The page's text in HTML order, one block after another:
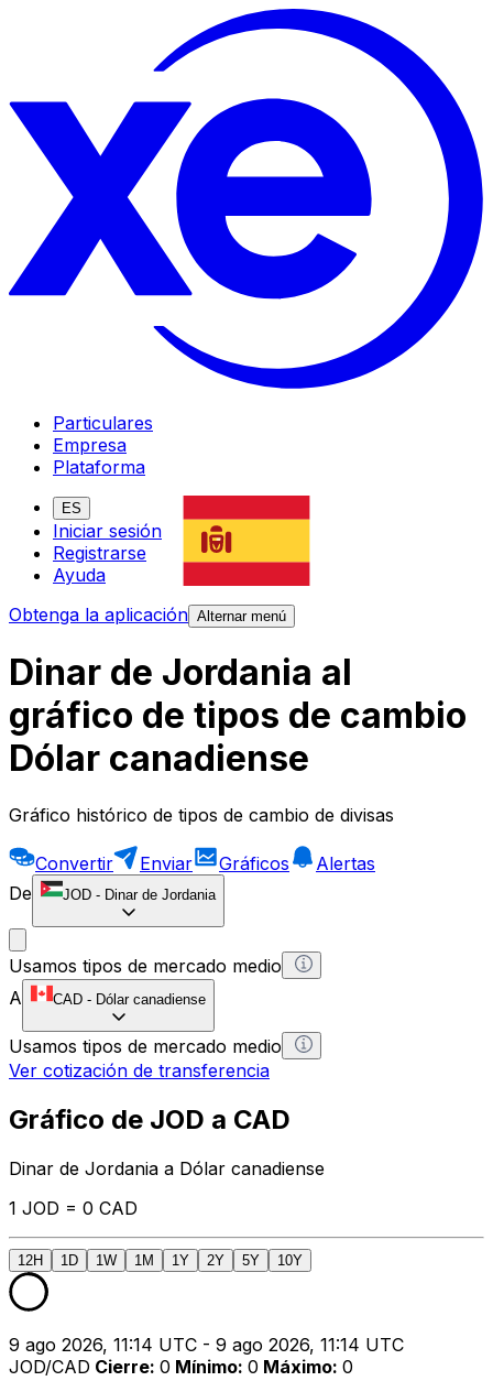
Particulares
Empresa
Plataforma
ES
Iniciar sesión
Registrarse
Ayuda
Obtenga la aplicación Alternar menú
Dinar de Jordania al
gráfico de tipos de cambio
Dólar canadiense
Gráfico histórico de tipos de cambio de divisas
Convertir Enviar Gráficos
Alertas
De
JOD - Dinar de Jordania
Usamos tipos de mercado medio
A
CAD - Dólar canadiense
Usamos tipos de mercado medio
Ver cotización de transferencia
Gráfico de JOD a CAD
Dinar de Jordania a Dólar canadiense
1 JOD = 0 CAD
12H 1D 1W 1M 1Y 2Y 5Y 10Y
9 ago 2026, 11:14 UTC - 9 ago 2026, 11:14 UTC
JOD/CAD Cierre: 0 Mínimo: 0 Máximo: 0